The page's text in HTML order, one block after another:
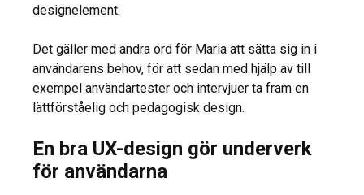
designelement.
Det gäller med andra ord för Maria att sätta sig in i
användarens behov, för att sedan med hjälp av till
exempel användartester och intervjuer ta fram en
lättförståelig och pedagogisk design.
En bra UX-design gör underverk
för användarna